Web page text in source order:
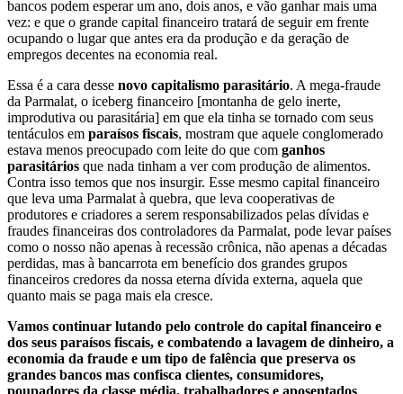
bancos podem esperar um ano, dois anos, e vão ganhar mais uma
vez: e que o grande capital financeiro tratará de seguir em frente
ocupando o lugar que antes era da produção e da geração de
empregos decentes na economia real.
Essa é a cara desse novo capitalismo parasitário. A mega-fraude
da Parmalat, o iceberg financeiro [montanha de gelo inerte,
improdutiva ou parasitária] em que ela tinha se tornado com seus
tentáculos em paraísos fiscais, mostram que aquele conglomerado
estava menos preocupado com leite do que com ganhos
parasitários que nada tinham a ver com produção de alimentos.
Contra isso temos que nos insurgir. Esse mesmo capital financeiro
que leva uma Parmalat à quebra, que leva cooperativas de
produtores e criadores a serem responsabilizados pelas dívidas e
fraudes financeiras dos controladores da Parmalat, pode levar países
como o nosso não apenas à recessão crônica, não apenas a décadas
perdidas, mas à bancarrota em benefício dos grandes grupos
financeiros credores da nossa eterna dívida externa, aquela que
quanto mais se paga mais ela cresce.
Vamos continuar lutando pelo controle do capital financeiro e
dos seus paraísos fiscais, e combatendo a lavagem de dinheiro, a
economia da fraude e um tipo de falência que preserva os
grandes bancos mas confisca clientes, consumidores,
poupadores da classe média, trabalhadores e aposentados